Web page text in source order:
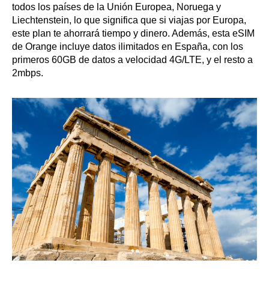
todos los países de la Unión Europea, Noruega y
Liechtenstein, lo que significa que si viajas por Europa,
este plan te ahorrará tiempo y dinero. Además, esta eSIM
de Orange incluye datos ilimitados en España, con los
primeros 60GB de datos a velocidad 4G/LTE, y el resto a
2mbps.